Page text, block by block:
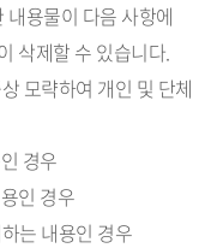
용물이 다음 사항에
삭제할 수 있습니다.
모략하여 개인 및 단체
경우
인 경우
는 내용인 경우